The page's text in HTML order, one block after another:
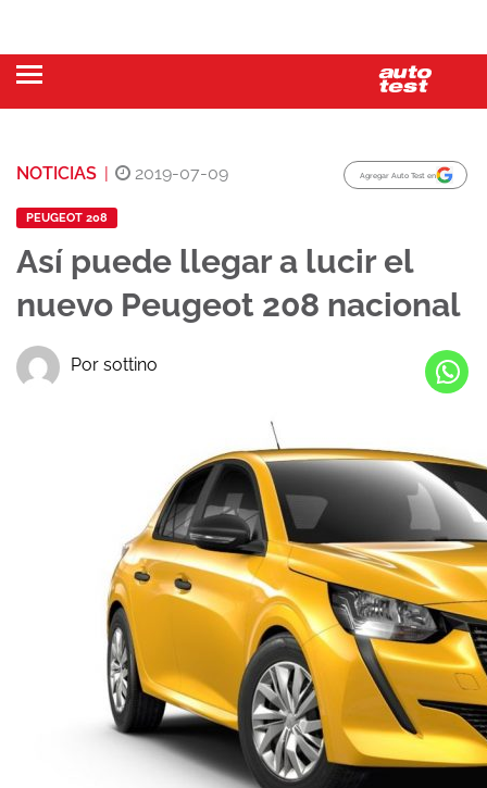
NOTICIAS | 2019-07-09 Agregar Auto Test en
PEUGEOT 208
Así puede llegar a lucir el
nuevo Peugeot 208 nacional
Por sottino